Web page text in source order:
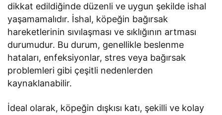
dikkat edildiğinde düzenli ve uygun şekilde ishal
yaşamamalıdır. İshal, köpeğin bağırsak
hareketlerinin sıvılaşması ve sıklığının artması
durumudur. Bu durum, genellikle beslenme
hataları, enfeksiyonlar, stres veya bağırsak
problemleri gibi çeşitli nedenlerden
kaynaklanabilir.
İdeal olarak, köpeğin dışkısı katı, şekilli ve kolay